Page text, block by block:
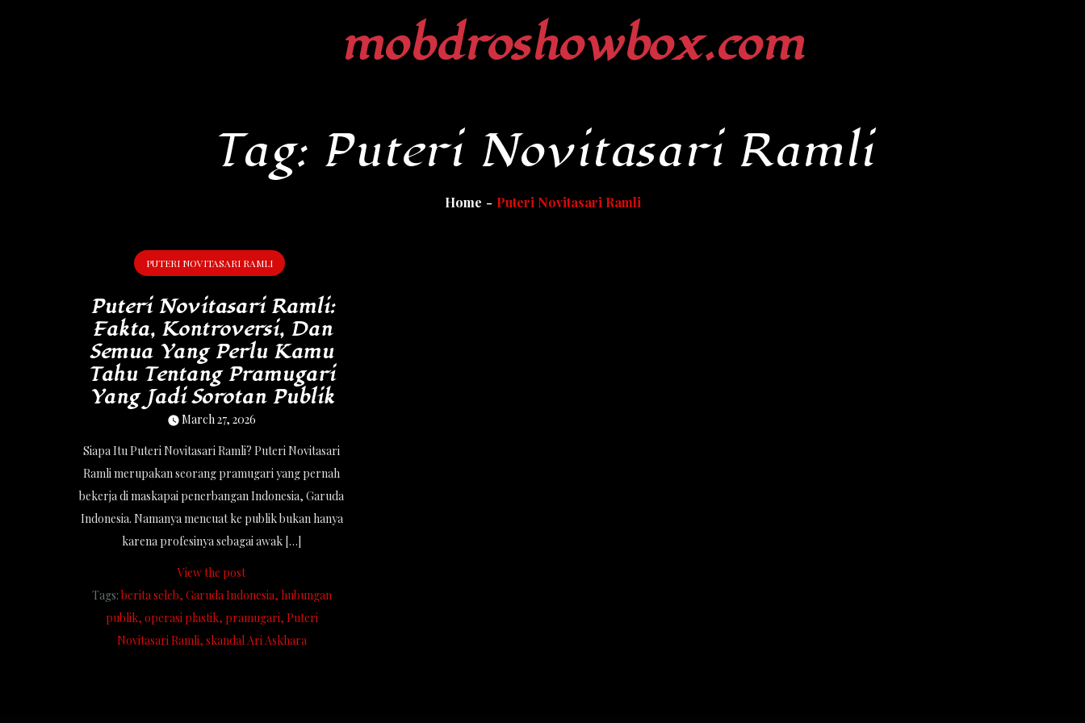
mobdroshowbox.com
Tag: Puteri Novitasari Ramli
Home Puteri Novitasari Ramli
PUTERI NOVITASARI RAMLI
Puteri Novitasari Ramli:
Fakta, Kontroversi, Dan
Semua Yang Perlu Kamu
Tahu Tentang Pramugari
Yang Jadi Sorotan Publik
March 27, 2026
Siapa Itu Puteri Novitasari Ramli? Puteri Novitasari
Ramli merupakan seorang pramugari yang pernah
bekerja di maskapai penerbangan Indonesia, Garuda
Indonesia. Namanya mencuat ke publik bukan hanya
karena profesinya sebagai awak […]
View the post
Tags: berita seleb Garuda Indonesia hubungan
publik operasi plastik pramugari Puteri
Novitasari Ramli skandal Ari Askhara